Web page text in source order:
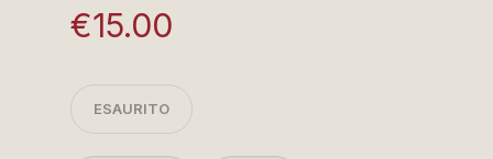
€15.00
ESAURITO